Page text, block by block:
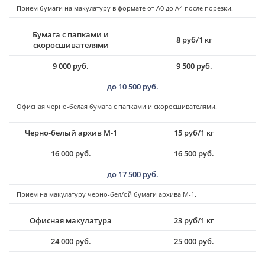
Прием бумаги на макулатуру в формате от А0 до А4 после порезки.
Бумага с папками и
скоросшивателями
Офисная черно-белая бумага с папками и скоросшивателями.
8 руб/1 кг
9 000 руб.
9 500 руб.
до 10 500 руб.
Черно-белый архив М-1
Прием на макулатуру черно-бел/ой бумаги архива M-1.
15 руб/1 кг
16 000 руб.
16 500 руб.
до 17 500 руб.
Офисная макулатура
23 руб/1 кг
24 000 руб.
25 000 руб.